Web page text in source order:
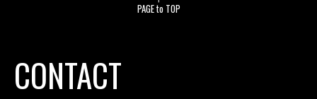
PAGE to TOP
CONTACT